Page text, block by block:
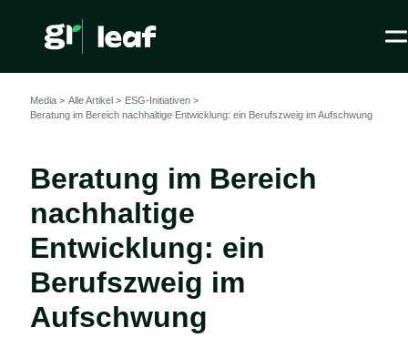
Media > Alle Artikel > ESG-Initiativen >
Beratung im Bereich nachhaltige Entwicklung: ein Berufszweig im Aufschwung
Beratung im Bereich
nachhaltige
Entwicklung: ein
Berufszweig im
Aufschwung